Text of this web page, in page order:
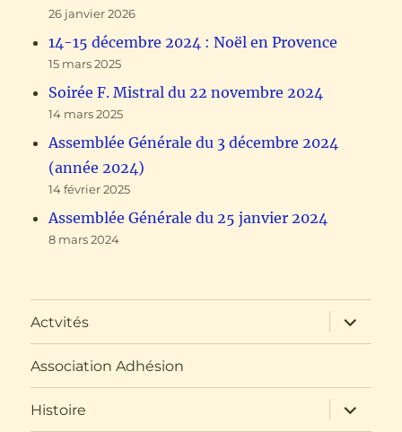
26 janvier 2026
14-15 décembre 2024 : Noël en Provence
15 mars 2025
Soirée F. Mistral du 22 novembre 2024
14 mars 2025
Assemblée Générale du 3 décembre 2024
(année 2024)
14 février 2025
Assemblée Générale du 25 janvier 2024
8 mars 2024
Actvités
ouvrir
le
sous-
Association Adhésion
Histoire
ouvrir
le